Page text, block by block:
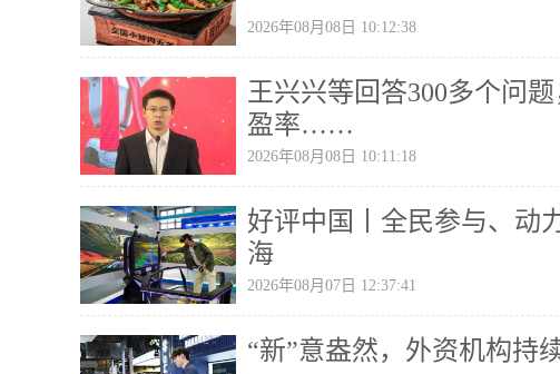
2026年08月08日 10:12:38
王兴兴等回答300多个问
盈率……
2026年08月08日 10:11:18
好评中国丨全民参与、动
海
2026年08月07日 12:37:41
“新”意盎然，外资机构持